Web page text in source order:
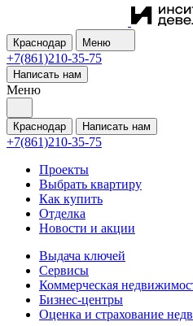
Краснодар Меню
+7(861)210-35-75
Написать нам
Меню
Краснодар Написать нам
+7(861)210-35-75
Проекты
Выбрать квартиру
Как купить
Отделка
Новости и акции
Выдача ключей
Сервисы
Коммерческая
Бизнес-центры
Оценка и страхование